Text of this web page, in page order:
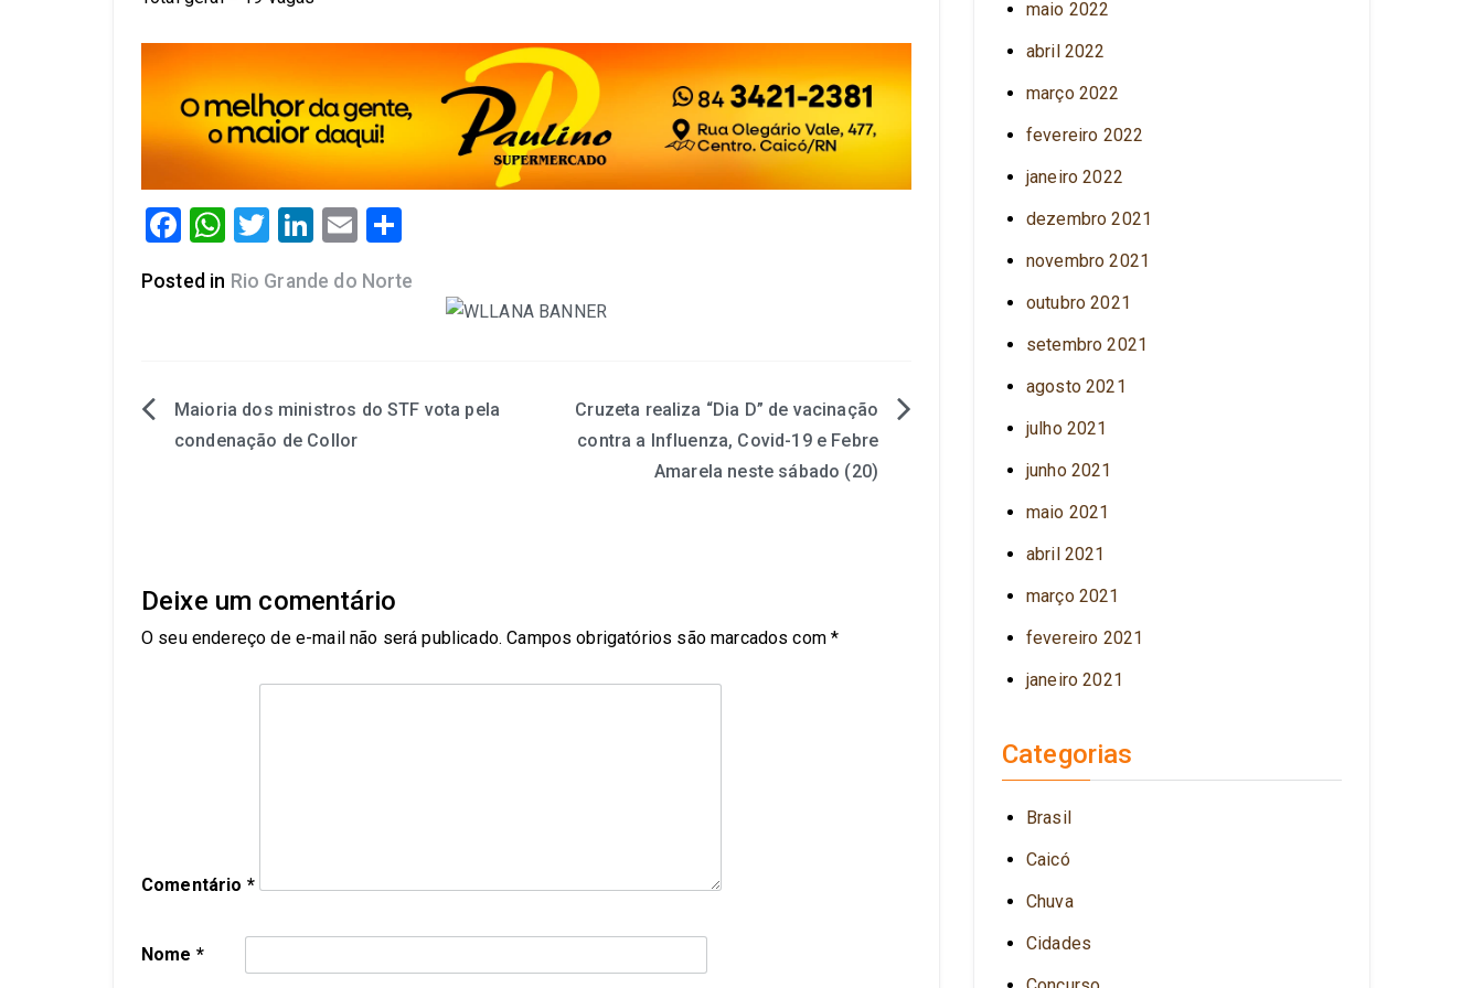
Facebook
WhatsApp
Twitter
LinkedIn
Email
Posted in Rio Grande do Norte
Maioria dos ministros do STF vota pela
condenação de Collor
Cruzeta realiza “Dia D” de vacinação
contra a Influenza, Covid-19 e Febre
Amarela neste sábado (20)
Deixe um comentário
O seu endereço de e-mail não será publicado. Campos obrigatórios são marcados com*
Comentário *
Nome *
maio 2022
abril 2022
março 2022
fevereiro 2022
janeiro 2022
dezembro 2021
novembro 2021
outubro 2021
setembro 2021
agosto 2021
julho 2021
junho 2021
maio 2021
abril 2021
março 2021
fevereiro 2021
janeiro 2021
Categorias
Brasil
Caicó
Chuva
Cidades